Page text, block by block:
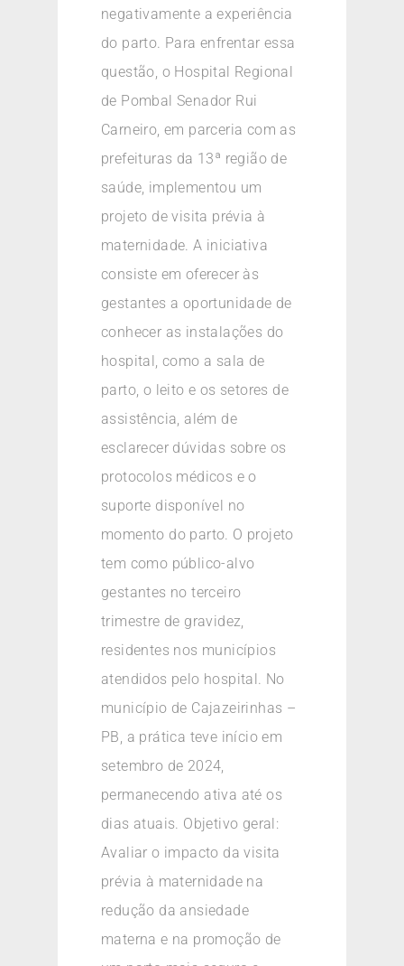
negativamente a experiência
do parto. Para enfrentar essa
questão, o Hospital Regional
de Pombal Senador Rui
Carneiro, em parceria com as
prefeituras da 13ª região de
saúde, implementou um
projeto de visita prévia à
maternidade. A iniciativa
consiste em oferecer às
gestantes a oportunidade de
conhecer as instalações do
hospital, como a sala de
parto, o leito e os setores de
assistência, além de
esclarecer dúvidas sobre os
protocolos médicos e o
suporte disponível no
momento do parto. O projeto
tem como público-alvo
gestantes no terceiro
trimestre de gravidez,
residentes nos municípios
atendidos pelo hospital. No
município de Cajazeirinhas –
PB, a prática teve início em
setembro de 2024,
permanecendo ativa até os
dias atuais. Objetivo geral:
Avaliar o impacto da visita
prévia à maternidade na
redução da ansiedade
materna e na promoção de